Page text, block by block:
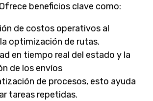
beneficios clave como:
de costos operativos al
optimización de rutas.
en tiempo real del estado y la
de los envíos
de procesos, esto ayuda
tareas repetidas.